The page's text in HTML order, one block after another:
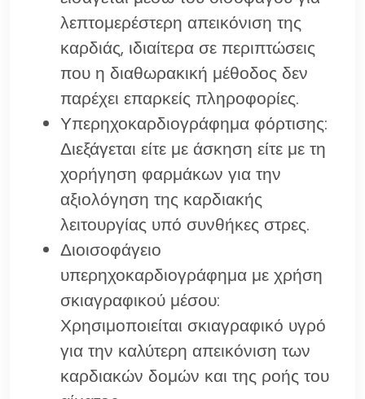
λεπτομερέστερη απεικόνιση της
καρδιάς, ιδιαίτερα σε περιπτώσεις
που η διαθωρακική μέθοδος δεν
παρέχει επαρκείς πληροφορίες.
Υπερηχοκαρδιογράφημα φόρτισης:
Διεξάγεται είτε με άσκηση είτε με τη
χορήγηση φαρμάκων για την
αξιολόγηση της καρδιακής
λειτουργίας υπό συνθήκες στρες.
Διοισοφάγειο
υπερηχοκαρδιογράφημα με χρήση
σκιαγραφικού μέσου:
Χρησιμοποιείται σκιαγραφικό υγρό
για την καλύτερη απεικόνιση των
καρδιακών δομών και της ροής του